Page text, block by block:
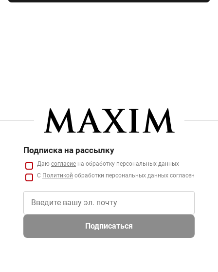
Подписка на рассылку
Даю согласие на обработку персональных данных
С Политикой обработки персональных данных согласен
Подписаться